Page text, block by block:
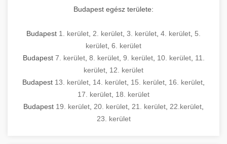
Budapest egész területe:
Budapest 1. kerület 2. kerület 3. kerület 4. kerület 5.
kerület 6. kerület
Budapest 7. kerület, 8. kerület, 9. kerület, 10. kerület, 11.
kerület 12. kerület
Budapest 13. kerület 14. kerület 15. kerület 16. kerület
17. kerület 18. kerület
Budapest 19. kerület 20. kerület 21. kerület 22.kerület
23. kerület